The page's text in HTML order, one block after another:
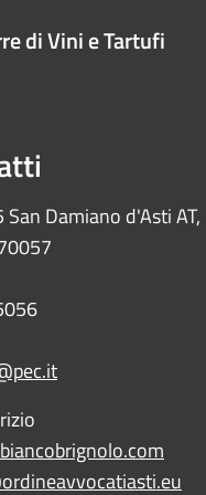
di Vini e Tartufi
Damiano d'Asti